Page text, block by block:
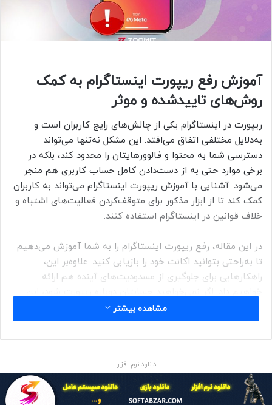
آموزش رفع ریپورت اینستاگرام به کمک
روش‌های تاییدشده و موثر
ریپورت در اینستاگرام یکی از چالش‌های رایج کاربران است و
به‌دلایل مختلفی اتفاق می‌افتد. این مشکل نه‌تنها می‌تواند
دسترسی شما به محتوا و فالوورهایتان را محدود کند، بلکه در
برخی موارد حتی به از دست‌دادن کامل حساب کاربری‌ هم منجر
می‌شود. آشنایی با آموزش ریپورت اینستاگرام می‌تواند به کاربران
کمک کند تا از ابزار مذکور برای متوقف‌کردن فعالیت‌های اشتباه و
خلاف قوانین در اینستاگرام استفاده کنند.
در این مقاله، رفع ریپورت اینستاگرام را به شما آموزش می‌دهیم
تا به‌راحتی بتوانید اکانت خود را بازیابی کنید. علاوه‌بر این،
راهکارهایی برای جلوگیری از مسدودیت‌های آینده هم ارائه
دلایل ریپورت در اینستاگرام چیست؟
ریپورت در اینستاگرام به معنای گزارش‌دادن محتوای نامناسب یا
خلاف قوانین است. وقتی کاربران چیزی را می‌بینند که خلاف
قوانین اینستاگرام است، می‌توانند آن را ریپورت کنند. گزارش‌های
مشاهده بیشتر
دانلود نرم افزار